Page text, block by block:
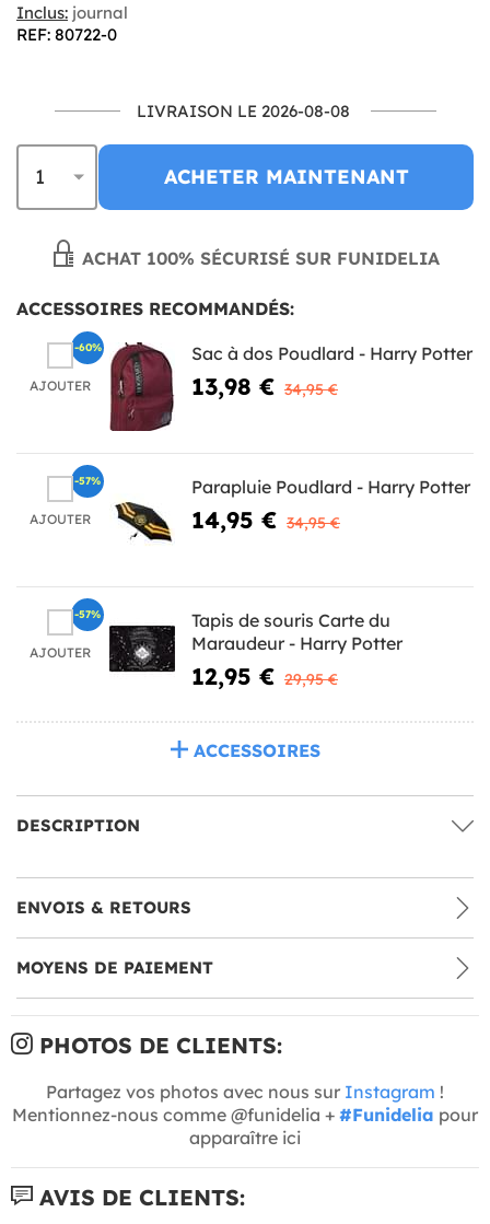
Inclus: journal
REF: 80722-0
LIVRAISON LE 2026-08-08
ACHETER MAINTENANT
ACHAT 100% SÉCURISÉ SUR FUNIDELIA
ACCESSOIRES RECOMMANDÉS:
AJOUTER
Sac à dos Poudlard - Harry Potter
13,98 € 34,95 €
-60%
AJOUTER
Parapluie Poudlard - Harry Potter
14,95 € 34,95 €
-57%
AJOUTER
Tapis de souris Carte du
Maraudeur - Harry Potter
12,95 € 29,95 €
-57%
ACCESSOIRES
DESCRIPTION
ENVOIS & RETOURS
MOYENS DE PAIEMENT
PHOTOS DE CLIENTS:
Partagez vos photos avec nous sur Instagram !
Mentionnez-nous comme @funidelia + #Funidelia pour
apparaître ici
AVIS DE CLIENTS: